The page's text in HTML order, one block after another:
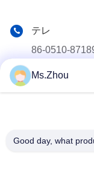
テレ
86-0510-
メール
Ms.Zhou
Good day, what